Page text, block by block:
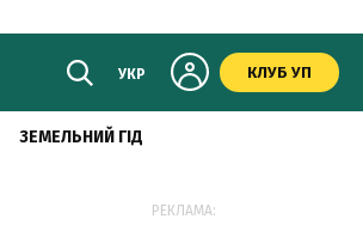
УКР КЛУБ УП
ЗЕМЕЛЬНИЙ ГІД
РЕКЛАМА: